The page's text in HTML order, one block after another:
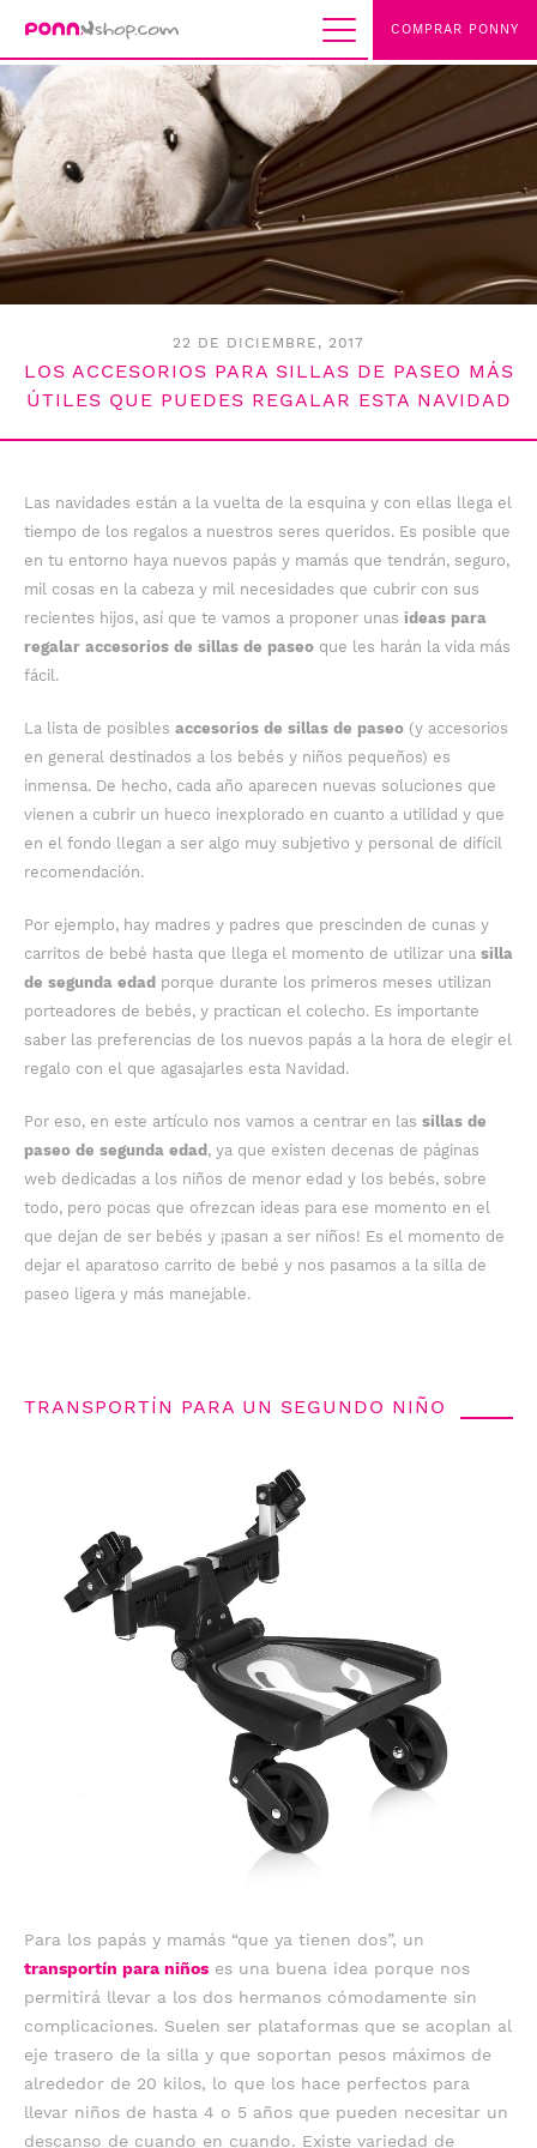
COMPRAR PONNY
22 DE DICIEMBRE, 2017
LOS ACCESORIOS PARA SILLAS DE PASEO MÁS
ÚTILES QUE PUEDES REGALAR ESTA NAVIDAD
Las navidades están a la vuelta de la esquina y con ellas llega el
tiempo de los regalos a nuestros seres queridos. Es posible que
en tu entorno haya nuevos papás y mamás que tendrán, seguro,
mil cosas en la cabeza y mil necesidades que cubrir con sus
recientes hijos, así que te vamos a proponer unas ideas para
regalar accesorios de sillas de paseo que les harán la vida más
fácil.
La lista de posibles accesorios de sillas de paseo (y accesorios
en general destinados a los bebés y niños pequeños) es
inmensa. De hecho, cada año aparecen nuevas soluciones que
vienen a cubrir un hueco inexplorado en cuanto a utilidad y que
en el fondo llegan a ser algo muy subjetivo y personal de difícil
recomendación.
Por ejemplo, hay madres y padres que prescinden de cunas y
carritos de bebé hasta que llega el momento de utilizar una silla
de segunda edad porque durante los primeros meses utilizan
porteadores de bebés, y practican el colecho. Es importante
saber las preferencias de los nuevos papás a la hora de elegir el
regalo con el que agasajarles esta Navidad.
Por eso, en este artículo nos vamos a centrar en las sillas de
paseo de segunda edad , ya que existen decenas de páginas
web dedicadas a los niños de menor edad y los bebés, sobre
todo, pero pocas que ofrezcan ideas para ese momento en el
que dejan de ser bebés y ¡pasan a ser niños! Es el momento de
dejar el aparatoso carrito de bebé y nos pasamos a la silla de
paseo ligera y más manejable.
TRANSPORTÍN PARA UN SEGUNDO NIÑO
Para los papás y mamás “que ya tienen dos”, un
transportín para niños es una buena idea porque nos
permitirá llevar a los dos hermanos cómodamente sin
complicaciones. Suelen ser plataformas que se acoplan al
eje trasero de la silla y que soportan pesos máximos de
alrededor de 20 kilos, lo que los hace perfectos para
llevar niños de hasta 4 o 5 años que pueden necesitar un
descanso de cuando en cuando. Existe variedad de